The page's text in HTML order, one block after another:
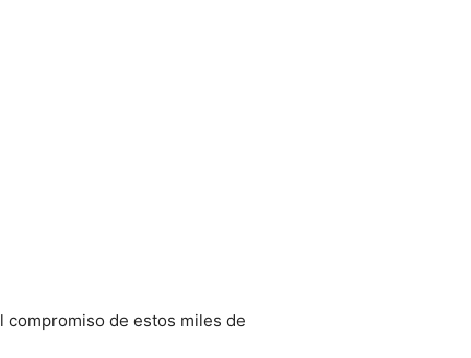
compromiso de estos miles de